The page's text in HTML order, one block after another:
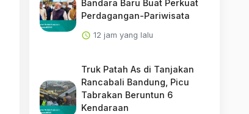
Bandara Baru Buat Perkuat
Perdagangan-Pariwisata
12 jam yang lalu
Truk Patah As di Tanjakan
Rancabali Bandung, Picu
Tabrakan Beruntun 6
Kendaraan